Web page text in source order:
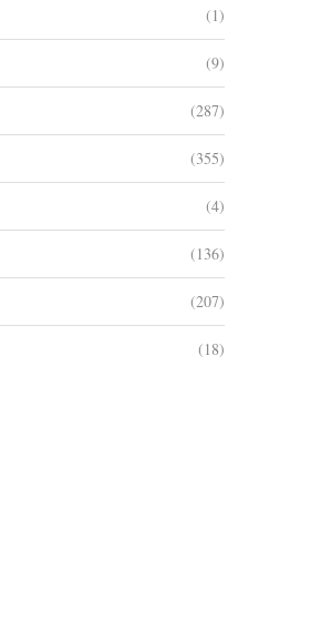
(1)
(9)
(287)
(355)
(4)
(136)
(207)
(18)